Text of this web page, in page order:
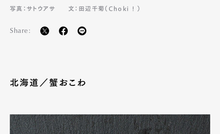
写真：サトウアサ
文：田辺千菊（Choki ! ）
Share:
北海道／蟹おこわ